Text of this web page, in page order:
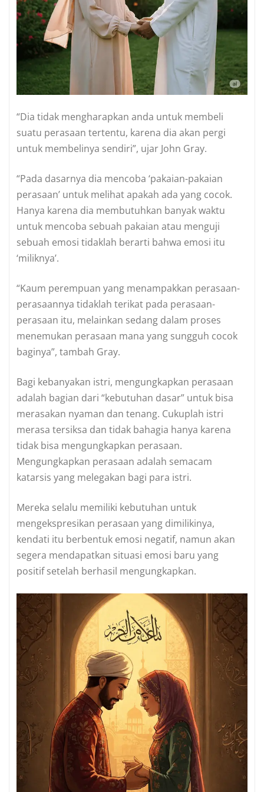
“Dia tidak mengharapkan anda untuk membeli
suatu perasaan tertentu, karena dia akan pergi
untuk membelinya sendiri”, ujar John Gray.
“Pada dasarnya dia mencoba ‘pakaian-pakaian
perasaan’ untuk melihat apakah ada yang cocok.
Hanya karena dia membutuhkan banyak waktu
untuk mencoba sebuah pakaian atau menguji
sebuah emosi tidaklah berarti bahwa emosi itu
‘miliknya’.
“Kaum perempuan yang menampakkan perasaan-
perasaannya tidaklah terikat pada perasaan-
perasaan itu, melainkan sedang dalam proses
menemukan perasaan mana yang sungguh cocok
baginya”, tambah Gray.
Bagi kebanyakan istri, mengungkapkan perasaan
adalah bagian dari “kebutuhan dasar” untuk bisa
merasakan nyaman dan tenang. Cukuplah istri
merasa tersiksa dan tidak bahagia hanya karena
tidak bisa mengungkapkan perasaan.
Mengungkapkan perasaan adalah semacam
katarsis yang melegakan bagi para istri.
Mereka selalu memiliki kebutuhan untuk
mengekspresikan perasaan yang dimilikinya,
kendati itu berbentuk emosi negatif, namun akan
segera mendapatkan situasi emosi baru yang
positif setelah berhasil mengungkapkan.